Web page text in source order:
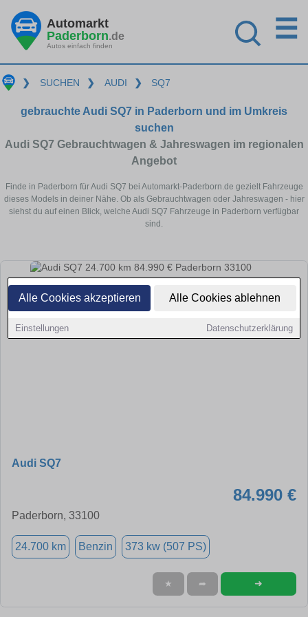
Alle Cookies akzeptieren Alle Cookies ablehnen
Einstellungen Datenschutzerklärung
Automarkt
Paderborn.de
Autos einfach finden
☰
❯ SUCHEN ❯ AUDI ❯ SQ7
gebrauchte Audi SQ7 in Paderborn und im Umkreis
suchen
Audi SQ7 Gebrauchtwagen & Jahreswagen im regionalen
Angebot
Finde in Paderborn für Audi SQ7 bei Automarkt-Paderborn.de gezielt Fahrzeuge
dieses Models in deiner Nähe. Ob als Gebrauchtwagen oder Jahreswagen - hier
siehst du auf einen Blick, welche Audi SQ7 Fahrzeuge in Paderborn verfügbar
sind.
Audi SQ7
84.990 €
Paderborn, 33100
24.700 km Benzin 373 kw (507 PS)
★ ➦ ➜